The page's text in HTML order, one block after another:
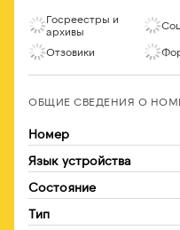
Госреестры и
архивы
Отзовики
ОБЩИЕ СВЕДЕНИЯ О
Номер
Язык устройства
Состояние
Тип